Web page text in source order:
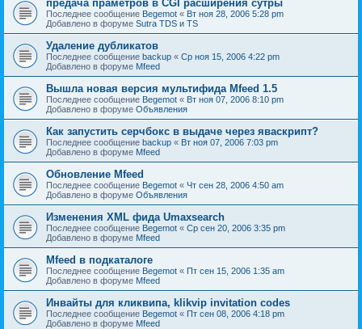
предача праметров в CGI расширения сутры
Последнее сообщение Begemot « Вт ноя 28, 2006 5:28 pm
Добавлено в форуме Sutra TDS и TS
Удаление дубликатов
Последнее сообщение backup « Ср ноя 15, 2006 4:22 pm
Добавлено в форуме Mfeed
Вышла новая версия мультифида Mfeed 1.5
Последнее сообщение Begemot « Вт ноя 07, 2006 8:10 pm
Добавлено в форуме Объявления
Как запустить серчбокс в выдаче через яваскрипт?
Последнее сообщение backup « Вт ноя 07, 2006 7:03 pm
Добавлено в форуме Mfeed
Обновление Mfeed
Последнее сообщение Begemot « Чт сен 28, 2006 4:50 am
Добавлено в форуме Объявления
Изменения XML фида Umaxsearch
Последнее сообщение Begemot « Ср сен 20, 2006 3:35 pm
Добавлено в форуме Mfeed
Mfeed в подкаталоге
Последнее сообщение Begemot « Пт сен 15, 2006 1:35 am
Добавлено в форуме Mfeed
Инвайты для кликвипа, klikvip invitation codes
Последнее сообщение Begemot « Пт сен 08, 2006 4:18 pm
Добавлено в форуме Mfeed